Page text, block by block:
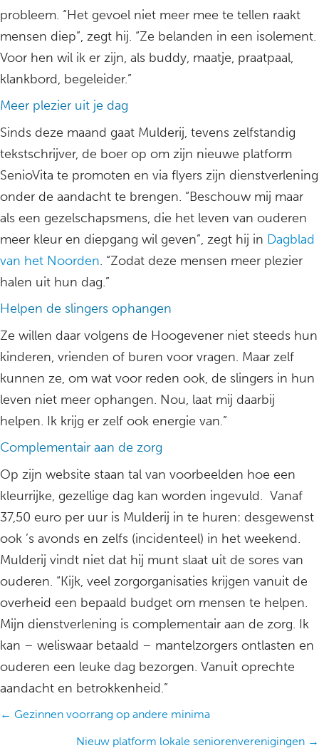
probleem. “Het gevoel niet meer mee te tellen raakt
mensen diep”, zegt hij. “Ze belanden in een isolement.
Voor hen wil ik er zijn, als buddy, maatje, praatpaal,
klankbord, begeleider.”
Meer plezier uit je dag
Sinds deze maand gaat Mulderij, tevens zelfstandig
tekstschrijver, de boer op om zijn nieuwe platform
SenioVita te promoten en via flyers zijn dienstverlening
onder de aandacht te brengen. “Beschouw mij maar
als een gezelschapsmens, die het leven van ouderen
meer kleur en diepgang wil geven”, zegt hij in Dagblad
van het Noorden. “Zodat deze mensen meer plezier
halen uit hun dag.”
Helpen de slingers ophangen
Ze willen daar volgens de Hoogevener niet steeds hun
kinderen, vrienden of buren voor vragen. Maar zelf
kunnen ze, om wat voor reden ook, de slingers in hun
leven niet meer ophangen. Nou, laat mij daarbij
helpen. Ik krijg er zelf ook energie van.”
Complementair aan de zorg
Op zijn website staan tal van voorbeelden hoe een
kleurrijke, gezellige dag kan worden ingevuld. Vanaf
37,50 euro per uur is Mulderij in te huren: desgewenst
ook ’s avonds en zelfs (incidenteel) in het weekend.
Mulderij vindt niet dat hij munt slaat uit de sores van
ouderen. “Kijk, veel zorgorganisaties krijgen vanuit de
overheid een bepaald budget om mensen te helpen.
Mijn dienstverlening is complementair aan de zorg. Ik
kan – weliswaar betaald – mantelzorgers ontlasten en
ouderen een leuke dag bezorgen. Vanuit oprechte
aandacht en betrokkenheid.”
Posts
navigation
← Gezinnen voorrang op andere minima
Nieuw platform lokale seniorenverenigingen →